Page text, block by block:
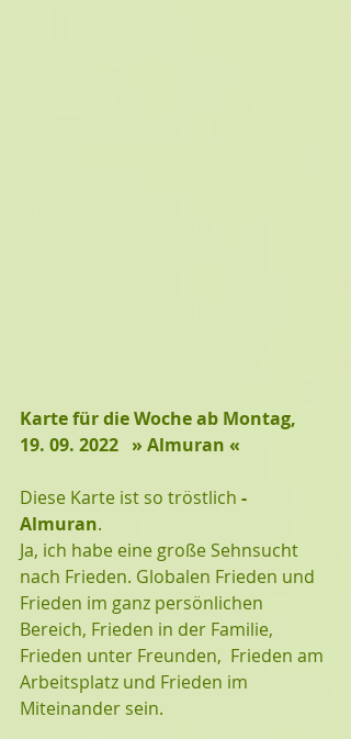
Karte für die Woche ab Montag,
19. 09. 2022   » Almuran «
Diese Karte ist so tröstlich -
Almuran.
Ja, ich habe eine große Sehnsucht
nach Frieden. Globalen Frieden und
Frieden im ganz persönlichen
Bereich, Frieden in der Familie,
Frieden unter Freunden,  Frieden am
Arbeitsplatz und Frieden im
Miteinander sein.